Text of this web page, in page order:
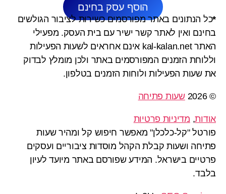
הוסף עסק בחינם
*כל הנתונים באתר מפורסמים כשירות לציבור הגולשים
בחינם ואין לאתר קשר ישיר עם בית העסק. מפעילי
האתר kal-kalan.net אינם אחראים לשעות הפעילות
וללוחת הזמנים המפורסמים באתר ולכן מומלץ לבדוק
את שעות הפעילות ולוחות הזמנים בטלפון.
© 2026 שעות פתיחה
אודות, מדיניות פרטיות
פורטל "קל-כלכלן" מאפשר חיפוש קל ומהיר שעות
פתיחה ושעות קבלת הקהל מוסדות ציבוריים ועסקים
פרטיים בישראל. המידע שפורסם באתר מיועד לעיון
בלבד.